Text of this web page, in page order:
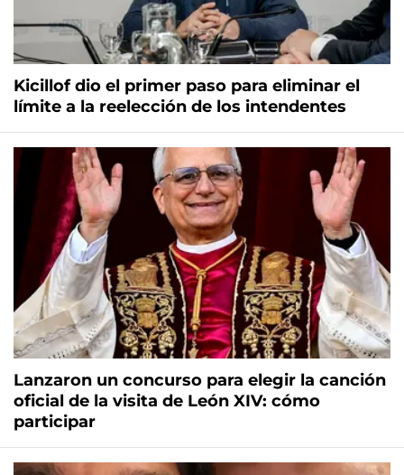
Kicillof dio el primer paso para eliminar el
límite a la reelección de los intendentes
Lanzaron un concurso para elegir la canción
oficial de la visita de León XIV: cómo
participar